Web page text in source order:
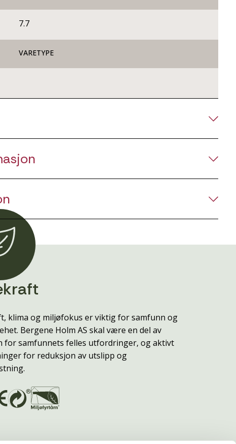
7.7
VARETYPE
klima og miljøfokus er viktig for samfunn og
Bergene Holm AS skal være en del av
for samfunnets felles utfordringer, og aktivt
for reduksjon av utslipp og